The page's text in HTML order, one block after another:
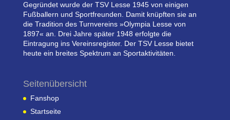
Gegründet wurde der TSV Lesse 1945 von einigen
Fußballern und Sportfreunden. Damit knüpften sie an
die Tradition des Turnvereins »Olympia Lesse von
1897« an. Drei Jahre später 1948 erfolgte die
Eintragung ins Vereinsregister. Der TSV Lesse bietet
heute ein breites Spektrum an Sportaktivitäten.
Seitenübersicht
Fanshop
Startseite